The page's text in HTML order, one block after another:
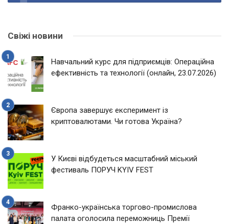
Свіжі новини
Навчальний курс для підприємців: Операційна
ефективність та технології (онлайн, 23.07.2026)
Європа завершує експеримент із
криптовалютами. Чи готова Україна?
У Києві відбудеться масштабний міський
фестиваль ПОРУЧ KYIV FEST
Франко-українська торгово-промислова
палата оголосила переможниць Премії